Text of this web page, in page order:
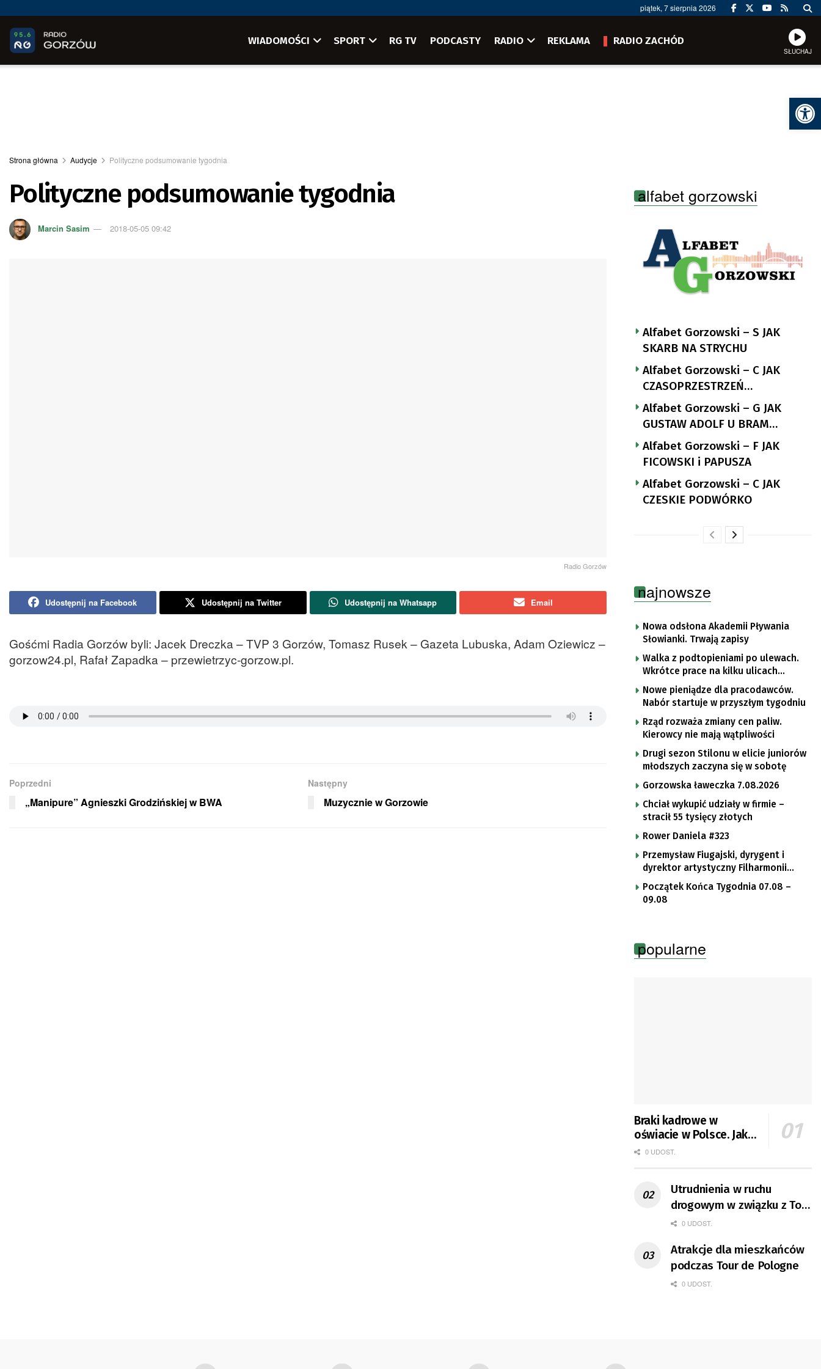
piątek, 7 sierpnia 2026
WIADOMOŚCI SPORT RG TV PODCASTY RADIO REKLAMA RADIO ZACHÓD
SŁUCHAJ
Strona główna Audycje Polityczne podsumowanie tygodnia
Polityczne podsumowanie tygodnia
Marcin Sasim 2018-05-05 09:42
Radio Gorzów
Udostępnij na Facebook Udostępnij na Twitter Udostępnij na Whatsapp Email
Gośćmi Radia Gorzów byli: Jacek Dreczka – TVP 3 Gorzów, Tomasz Rusek – Gazeta Lubuska, Adam Oziewicz –
gorzow24.pl, Rafał Zapadka – przewietrzyc-gorzow.pl.
Poprzedni
„Manipure” Agnieszki Grodzińskiej w BWA
Następny
Muzycznie w Gorzowie
alfabet gorzowski
Alfabet Gorzowski – S JAK
SKARB NA STRYCHU
Alfabet Gorzowski – C JAK
CZASOPRZESTRZEŃ
NUTTGENSA
Alfabet Gorzowski – G JAK
GUSTAW ADOLF U BRAM
LANDSBERGA
Alfabet Gorzowski – F JAK
FICOWSKI i PAPUSZA
Alfabet Gorzowski – C JAK
CZESKIE PODWÓRKO
najnowsze
Nowa odsłona Akademii Pływania
Słowianki. Trwają zapisy
Walka z podtopieniami po ulewach.
Wkrótce prace na kilku ulicach
Gorzowa
Nowe pieniądze dla pracodawców.
Nabór startuje w przyszłym tygodniu
Rząd rozważa zmiany cen paliw.
Kierowcy nie mają wątpliwości
Drugi sezon Stilonu w elicie juniorów
młodszych zaczyna się w sobotę
Gorzowska ławeczka 7.08.2026
Chciał wykupić udziały w firmie –
stracił 55 tysięcy złotych
Rower Daniela #323
Przemysław Fiugajski, dyrygent i
dyrektor artystyczny Filharmonii
Gorzowskiej
Początek Końca Tygodnia 07.08 –
09.08
popularne
Braki kadrowe w
oświacie w Polsce. Jak
jest w Gorzowie?
0 UDOST.
Utrudnienia w ruchu
drogowym w związku z Tour
de Pologne
0 UDOST.
Atrakcje dla mieszkańców
podczas Tour de Pologne
0 UDOST.